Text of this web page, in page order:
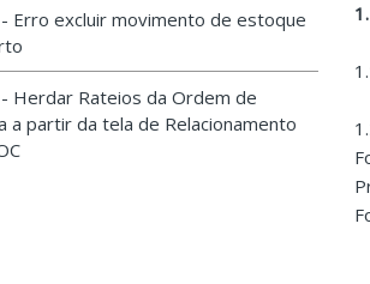
Erro excluir movimento de estoque
Herdar Rateios da Ordem de
a partir da tela de Relacionamento